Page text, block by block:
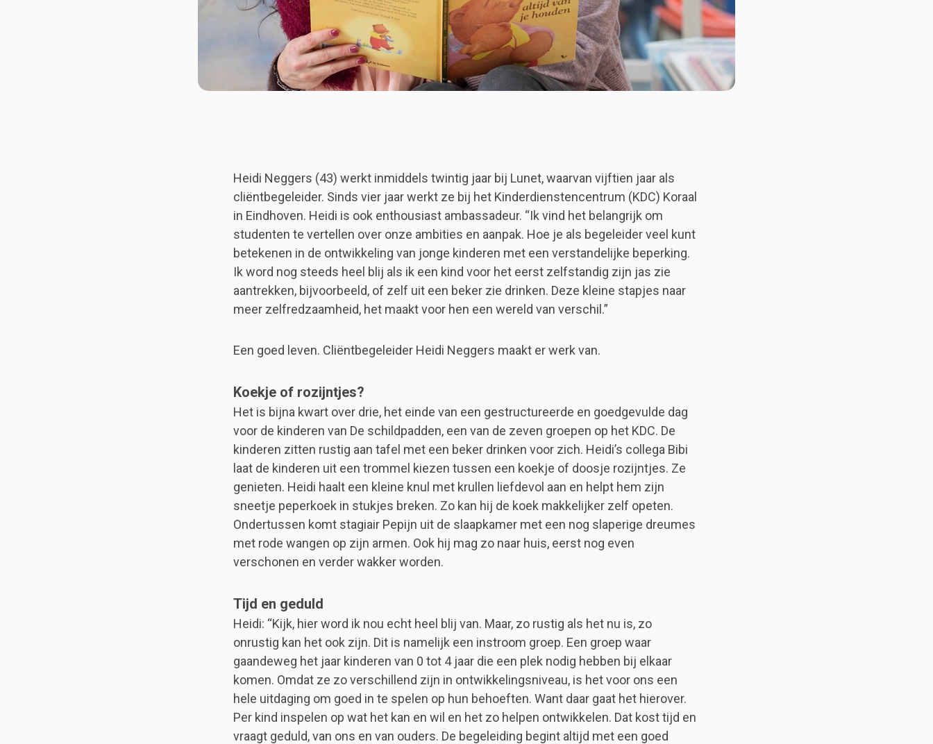
Heidi Neggers (43) werkt inmiddels twintig jaar bij Lunet, waarvan vijftien jaar als
cliëntbegeleider. Sinds vier jaar werkt ze bij het Kinderdienstencentrum (KDC) Koraal
in Eindhoven. Heidi is ook enthousiast ambassadeur. “Ik vind het belangrijk om
studenten te vertellen over onze ambities en aanpak. Hoe je als begeleider veel kunt
betekenen in de ontwikkeling van jonge kinderen met een verstandelijke beperking.
Ik word nog steeds heel blij als ik een kind voor het eerst zelfstandig zijn jas zie
aantrekken, bijvoorbeeld, of zelf uit een beker zie drinken. Deze kleine stapjes naar
meer zelfredzaamheid, het maakt voor hen een wereld van verschil.”
Een goed leven. Cliëntbegeleider Heidi Neggers maakt er werk van.
Koekje of rozijntjes?
Het is bijna kwart over drie, het einde van een gestructureerde en goedgevulde dag
voor de kinderen van De schildpadden, een van de zeven groepen op het KDC. De
kinderen zitten rustig aan tafel met een beker drinken voor zich. Heidi’s collega Bibi
laat de kinderen uit een trommel kiezen tussen een koekje of doosje rozijntjes. Ze
genieten. Heidi haalt een kleine knul met krullen liefdevol aan en helpt hem zijn
sneetje peperkoek in stukjes breken. Zo kan hij de koek makkelijker zelf opeten.
Ondertussen komt stagiair Pepijn uit de slaapkamer met een nog slaperige dreumes
met rode wangen op zijn armen. Ook hij mag zo naar huis, eerst nog even
verschonen en verder wakker worden.
Tijd en geduld
Heidi: “Kijk, hier word ik nou echt heel blij van. Maar, zo rustig als het nu is, zo
onrustig kan het ook zijn. Dit is namelijk een instroom groep. Een groep waar
gaandeweg het jaar kinderen van 0 tot 4 jaar die een plek nodig hebben bij elkaar
komen. Omdat ze zo verschillend zijn in ontwikkelingsniveau, is het voor ons een
hele uitdaging om goed in te spelen op hun behoeften. Want daar gaat het hierover.
Per kind inspelen op wat het kan en wil en het zo helpen ontwikkelen. Dat kost tijd en
vraagt geduld, van ons en van ouders. De begeleiding begint altijd met een goed